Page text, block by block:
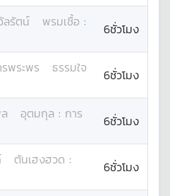
ลรัตน์ พรมเชื้อ :
6ชั่วโมง
รพระพร
ธรรมใจ
6ชั่วโมง
อุตมกุล : การ
6ชั่วโมง
ตันเฮงฮวด :
6ชั่วโมง